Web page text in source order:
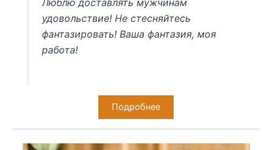
удовольствие! Не стесняйтесь
фантазировать! Ваша фантазия, моя
работа!
Подробнее